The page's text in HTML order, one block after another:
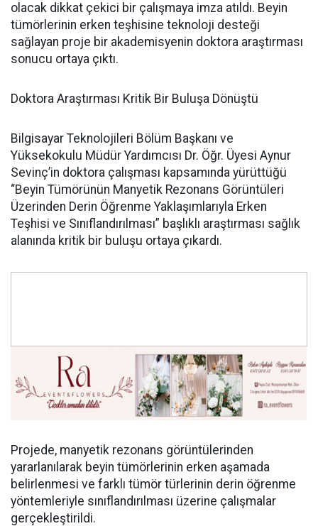
olacak dikkat çekici bir çalışmaya imza atıldı. Beyin
tümörlerinin erken teşhisine teknoloji desteği
sağlayan proje bir akademisyenin doktora araştırması
sonucu ortaya çıktı.
Doktora Araştırması Kritik Bir Buluşa Dönüştü
Bilgisayar Teknolojileri Bölüm Başkanı ve
Yüksekokulu Müdür Yardımcısı Dr. Öğr. Üyesi Aynur
Sevinç’in doktora çalışması kapsamında yürüttüğü
“Beyin Tümörünün Manyetik Rezonans Görüntüleri
Üzerinden Derin Öğrenme Yaklaşımlarıyla Erken
Teşhisi ve Sınıflandırılması” başlıklı araştırması sağlık
alanında kritik bir buluşu ortaya çıkardı.
Projede, manyetik rezonans görüntülerinden
yararlanılarak beyin tümörlerinin erken aşamada
belirlenmesi ve farklı tümör türlerinin derin öğrenme
yöntemleriyle sınıflandırılması üzerine çalışmalar
gerçekleştirildi.